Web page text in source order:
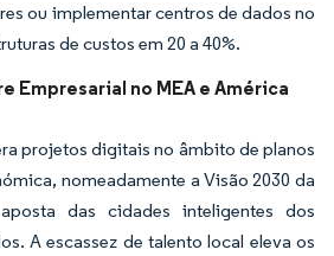
ou implementar centros de dados no
de custos em 20 a 40%.
Empresarial no MEA e América
projetos digitais no âmbito de planos
nomeadamente a Visão 2030 da
das cidades inteligentes dos
A escassez de talento local eleva os